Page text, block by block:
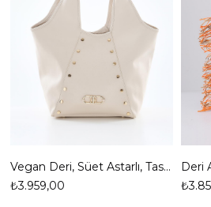
Vegan Deri, Süet Astarlı, Tasarımlı, Büyük, El Omuz Çanta
₺3.959,00